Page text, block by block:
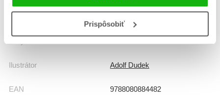
Prispôsobiť
Ilustrátor Adolf Dudek
EAN 9788080884482